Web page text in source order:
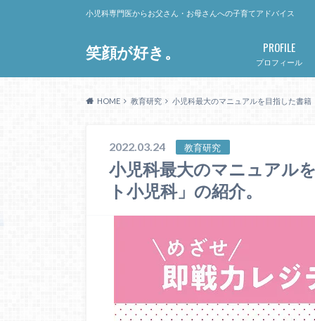
笑顔が好き。
小児科専門医からお父さん・お母さんへの子育てアドバイス
プロフィール
PROFILE
HOME 教育研究 小児科最大のマニュアルを目指した書
2022.03.24 教育研究
小児科最大のマニュアル
ト小児科」の紹介。